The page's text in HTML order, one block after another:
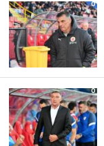
0
0